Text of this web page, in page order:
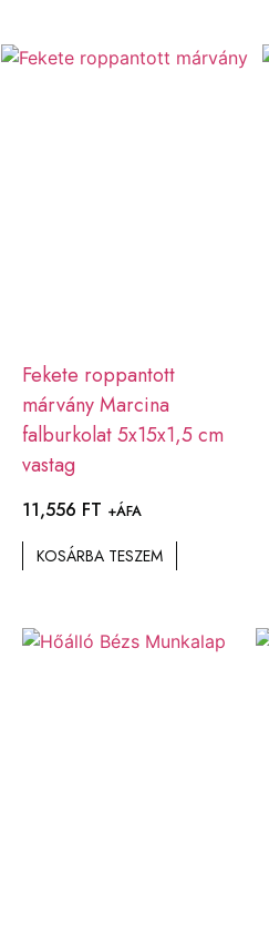
Fekete roppantott
márvány Marcina
falburkolat 5x15x1,5 cm
vastag
11,556 FT +ÁFA
KOSÁRBA TESZEM